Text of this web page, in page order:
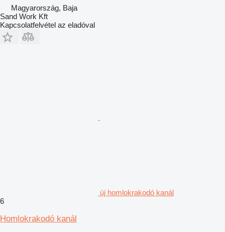
Magyarország, Baja
Sand Work Kft
Kapcsolatfelvétel az eladóval
új homlokrakodó kanál
6
Homlokrakodó kanál